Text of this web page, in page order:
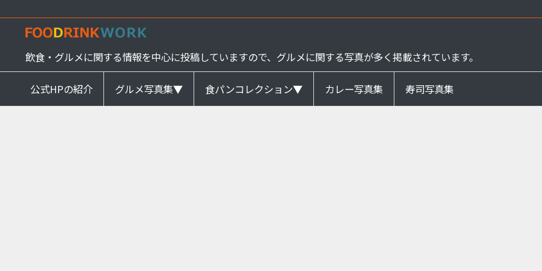
飲食・グルメに関する情報を中心に投稿していますので、グルメに関する写真が多く掲載されています。
公式HPの紹介 グルメ写真集▼ 食パンコレクション▼ カレー写真集 寿司写真集